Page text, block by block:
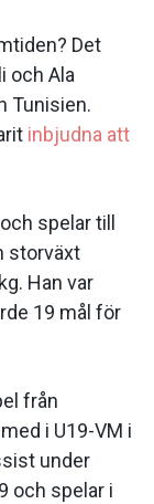
Det
och Ala
Tunisien.
inbjudna att
spelar till
storväxt
Han var
19 mål för
från
i U19-VM i
under
och spelar i